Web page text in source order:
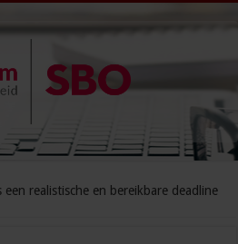
een realistische en bereikbare deadline